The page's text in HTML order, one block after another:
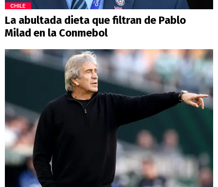
CHILE
La abultada dieta que filtran de Pablo
Milad en la Conmebol